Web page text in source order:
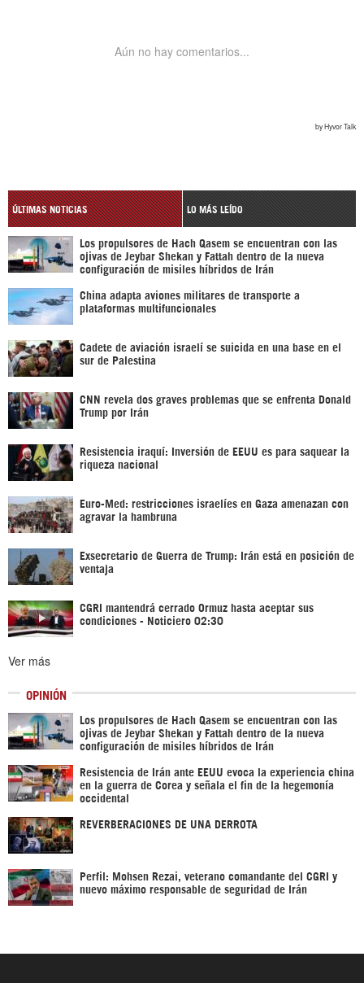
ÚLTIMAS NOTICIAS LO MÁS LEÍDO
Los propulsores de Hach Qasem se encuentran con las
ojivas de Jeybar Shekan y Fattah dentro de la nueva
configuración de misiles híbridos de Irán
China adapta aviones militares de transporte a
plataformas multifuncionales
Cadete de aviación israelí se suicida en una base en el
sur de Palestina
CNN revela dos graves problemas que se enfrenta Donald
Trump por Irán
Resistencia iraquí: Inversión de EEUU es para saquear la
riqueza nacional
Euro-Med: restricciones israelíes en Gaza amenazan con
agravar la hambruna
Exsecretario de Guerra de Trump: Irán está en posición de
ventaja
CGRI mantendrá cerrado Ormuz hasta aceptar sus
condiciones - Noticiero 02:30
Ver más
OPINIÓN
Los propulsores de Hach Qasem se encuentran con las
ojivas de Jeybar Shekan y Fattah dentro de la nueva
configuración de misiles híbridos de Irán
Resistencia de Irán ante EEUU evoca la experiencia china
en la guerra de Corea y señala el fin de la hegemonía
occidental
REVERBERACIONES DE UNA DERROTA
Perfil: Mohsen Rezai, veterano comandante del CGRI y
nuevo máximo responsable de seguridad de Irán